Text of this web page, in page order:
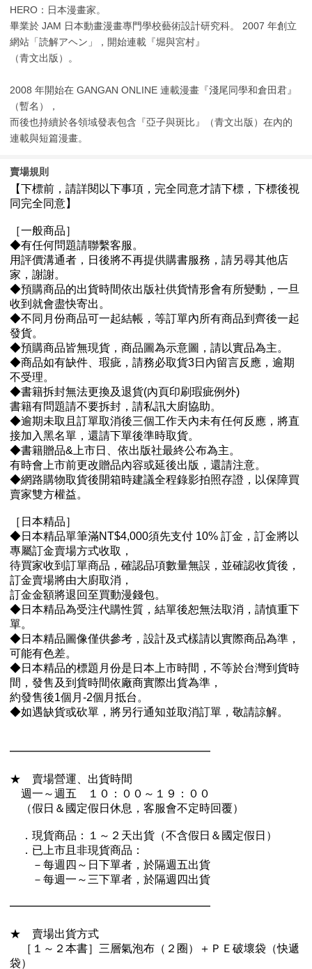
HERO：日本漫畫家。
畢業於 JAM 日本動畫漫畫專門學校藝術設計研究科。 2007 年創立
網站「読解アヘン」，開始連載『堀與宮村』
（青文出版）。
2008 年開始在 GANGAN ONLINE 連載漫畫『淺尾同學和倉田君』
（暫名），
而後也持續於各領域發表包含『亞子與斑比』（青文出版）在內的
連載與短篇漫畫。
賣場規則